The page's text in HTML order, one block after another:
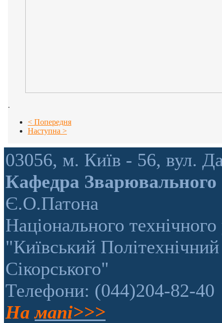
.
< Попередня
Наступна >
03056, м. Київ - 56, вул.
Кафедра
Є.О.Патона
Національного
"Київський Політехнічний
Сікорського"
Телефони: (044)204-82-40
Намапі>>>